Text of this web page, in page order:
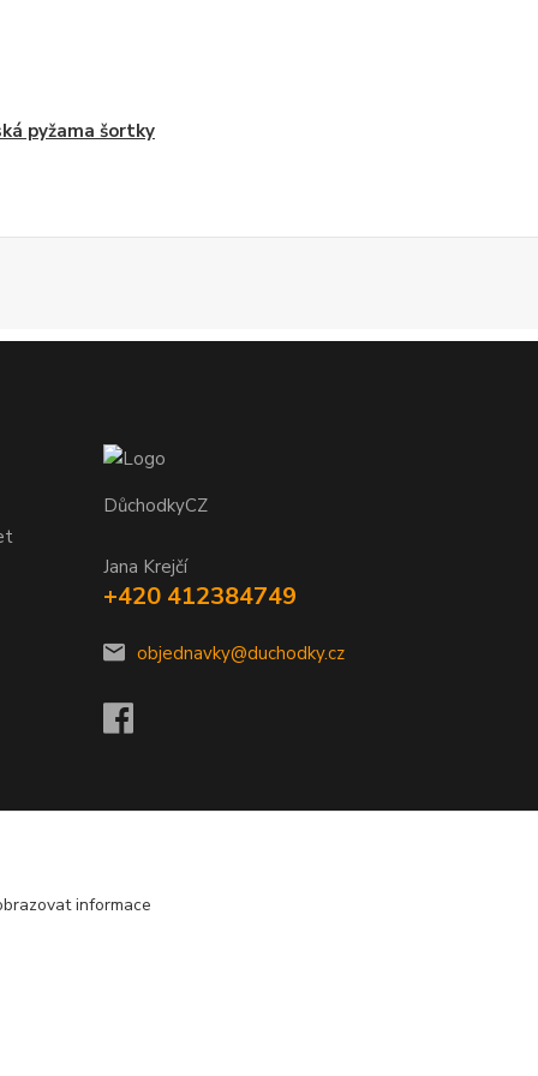
pyžama šortky
DůchodkyCZ
Jana Krejčí
+420 412384749
objednavky@duchodky.cz
informace